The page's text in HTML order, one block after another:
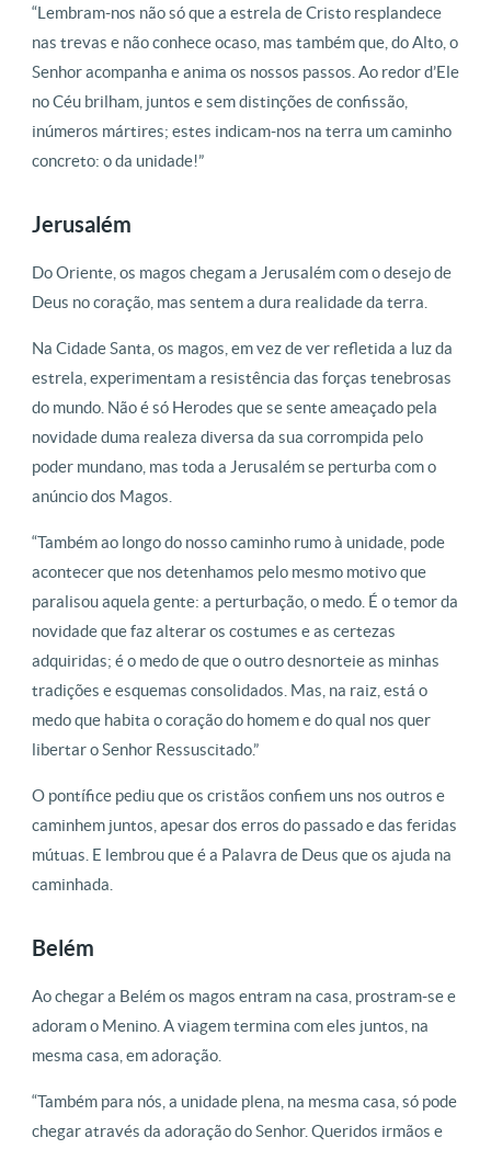
“Lembram-nos não só que a estrela de Cristo resplandece
nas trevas e não conhece ocaso, mas também que, do Alto, o
Senhor acompanha e anima os nossos passos. Ao redor d’Ele
no Céu brilham, juntos e sem distinções de confissão,
inúmeros mártires; estes indicam-nos na terra um caminho
concreto: o da unidade!”
Jerusalém
Do Oriente, os magos chegam a Jerusalém com o desejo de
Deus no coração, mas sentem a dura realidade da terra.
Na Cidade Santa, os magos, em vez de ver refletida a luz da
estrela, experimentam a resistência das forças tenebrosas
do mundo. Não é só Herodes que se sente ameaçado pela
novidade duma realeza diversa da sua corrompida pelo
poder mundano, mas toda a Jerusalém se perturba com o
anúncio dos Magos.
“Também ao longo do nosso caminho rumo à unidade, pode
acontecer que nos detenhamos pelo mesmo motivo que
paralisou aquela gente: a perturbação, o medo. É o temor da
novidade que faz alterar os costumes e as certezas
adquiridas; é o medo de que o outro desnorteie as minhas
tradições e esquemas consolidados. Mas, na raiz, está o
medo que habita o coração do homem e do qual nos quer
libertar o Senhor Ressuscitado.”
O pontífice pediu que os cristãos confiem uns nos outros e
caminhem juntos, apesar dos erros do passado e das feridas
mútuas. E lembrou que é a Palavra de Deus que os ajuda na
caminhada.
Belém
Ao chegar a Belém os magos entram na casa, prostram-se e
adoram o Menino. A viagem termina com eles juntos, na
mesma casa, em adoração.
“Também para nós, a unidade plena, na mesma casa, só pode
chegar através da adoração do Senhor. Queridos irmãos e